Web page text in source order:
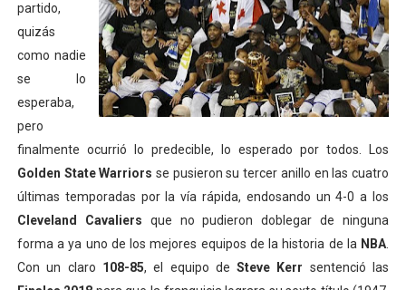
Tour de Francia masculino 2026 - Tadej Pogacar
Mundial de Fórmula 1 2026 - Lando Norris consigue
Campeonato de Europa de high diving 2026 (París,
Tour de Francia femenino 2026 - Etapa 7
Campeonato de Europa en aguas abiertas 2026
Campeonato de Europa de saltos 2026 (París,
partido,
quizás
como nadie
se lo
esperaba,
pero
finalmente ocurrió lo predecible, lo esperado por todos. Los
Golden State Warriors se pusieron su tercer anillo en las cuatro
últimas temporadas por la vía rápida, endosando un 4-0 a los
Cleveland Cavaliers que no pudieron doblegar de ninguna
forma a ya uno de los mejores equipos de la historia de la NBA
Con un claro 108-85, el equipo deSteve Kerr sentenció las